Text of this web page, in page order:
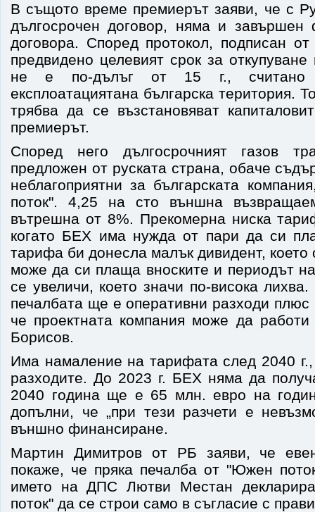
В същото време премиерът заяви, че с
дългосрочен договор, няма и
договора. Според протокол, подписан
предвидено целевият срок за
не е по-дълъг от 15 г., считано
експлоатациятана българска територия.
трябва да се възстановяват
премиерът.
Според него дългосрочният газов
предложен от руската страна, обаче
неблагоприятни за българската
поток". 4,25 на сто външна
вътрешна от 8%. Прекомерна ниска
когато БЕХ има нужда от пари да си
тарифа би донесла малък дивидент,
може да си плаща вноските и периодът
се увеличи, което значи по-висока
печалбата ще е оперативни разходи плюс
че проектната компания може да
Борисов.
Има намаление на тарифата след 2040
разходите. До 2023 г. БЕХ няма да
2040 година ще е 65 млн. евро на
допълни, че „при тези разчети е
външно финансиране.
Мартин Димитров от РБ заяви, че
покаже, че пряка печалба от "Южен
името на ДПС Лютви Местан
поток" да се строи само в съгласие с